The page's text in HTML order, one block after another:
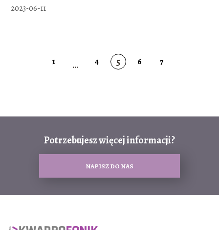
2023-06-11
1 ... 4 5 6 7
Potrzebujesz więcej informacji?
NAPISZ DO NAS